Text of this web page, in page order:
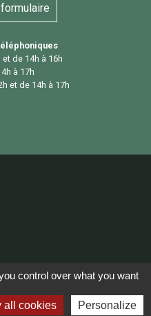
de 14h à 16h
à 17h
et de 14h à 17h
control over what you want
all cookies Personalize